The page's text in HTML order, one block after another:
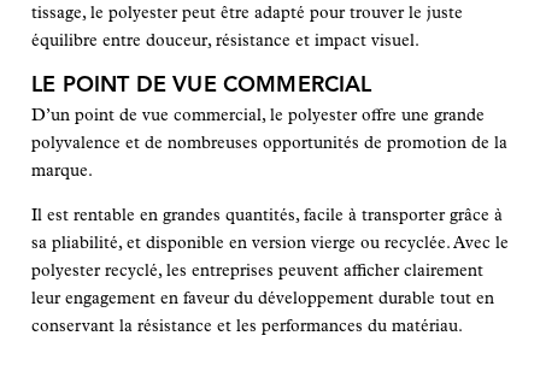
tissage, le polyester peut être adapté pour trouver le juste
équilibre entre douceur, résistance et impact visuel.
LE POINT DE VUE COMMERCIAL
D’un point de vue commercial, le polyester offre une grande
polyvalence et de nombreuses opportunités de promotion de la
marque.
Il est rentable en grandes quantités, facile à transporter grâce à
sa pliabilité, et disponible en version vierge ou recyclée. Avec le
polyester recyclé, les entreprises peuvent afficher clairement
leur engagement en faveur du développement durable tout en
conservant la résistance et les performances du matériau.